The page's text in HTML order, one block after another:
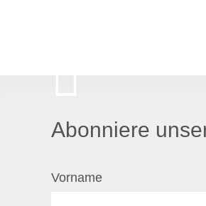
Abonniere
Vorname